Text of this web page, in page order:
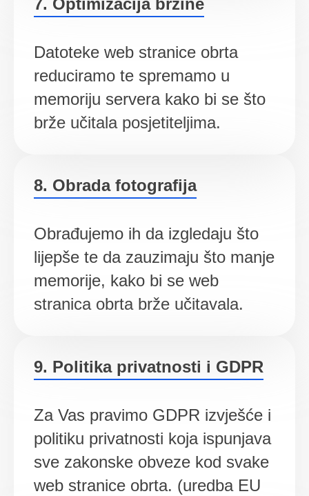
7. Optimizacija brzine
Datoteke web stranice obrta
reduciramo te spremamo u
memoriju servera kako bi se što
brže učitala posjetiteljima.
8. Obrada fotografija
Obrađujemo ih da izgledaju što
lijepše te da zauzimaju što manje
memorije, kako bi se web
stranica obrta brže učitavala.
9. Politika privatnosti i GDPR
Za Vas pravimo GDPR izvješće i
politiku privatnosti koja ispunjava
sve zakonske obveze kod svake
web stranice obrta. (uredba EU